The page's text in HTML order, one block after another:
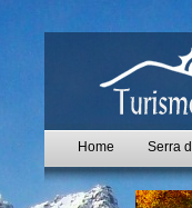
Home Serra